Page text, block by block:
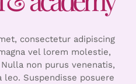
consectetur adipiscing
vel lorem molestie,
non purus venenatis,
Suspendisse posuere